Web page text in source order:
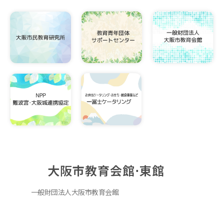
大阪市教育会館⋅東館
一般財団法人大阪市教育会館